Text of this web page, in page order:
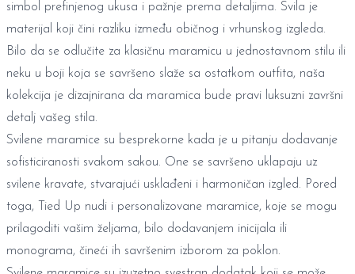
simbol prefinjenog ukusa i pažnje prema detaljima. Svila je
materijal koji čini razliku između običnog i vrhunskog izgleda.
Bilo da se odlučite za klasičnu maramicu u jednostavnom stilu ili
neku u boji koja se savršeno slaže sa ostatkom outfita, naša
kolekcija je dizajnirana da maramica bude pravi luksuzni završni
detalj vašeg stila.
Svilene maramice su besprekorne kada je u pitanju dodavanje
sofisticiranosti svakom sakou. One se savršeno uklapaju uz
svilene kravate, stvarajući usklađeni i harmoničan izgled. Pored
toga, Tied Up nudi i personalizovane maramice, koje se mogu
prilagoditi vašim željama, bilo dodavanjem inicijala ili
monograma, čineći ih savršenim izborom za poklon.